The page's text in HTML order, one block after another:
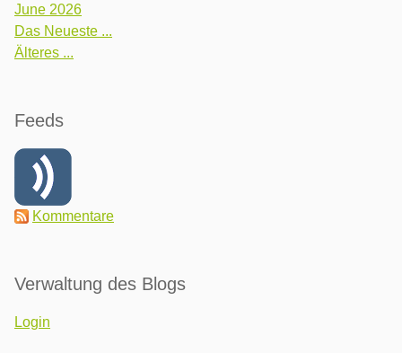
June 2026
Das Neueste ...
Älteres ...
Feeds
Kommentare
Verwaltung des Blogs
Login